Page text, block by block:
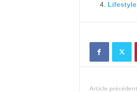
Article précédent